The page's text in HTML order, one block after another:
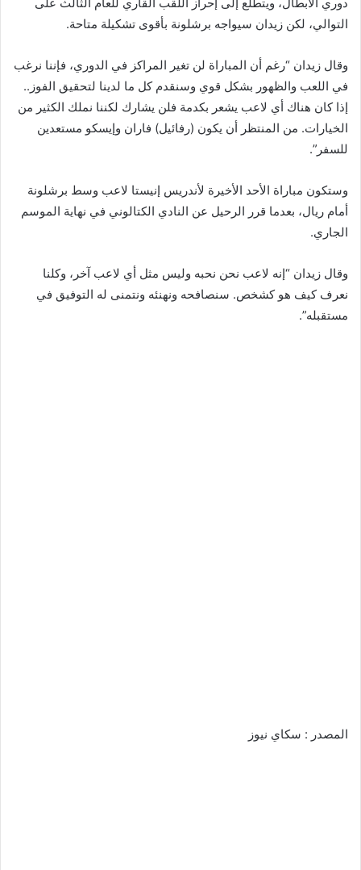
التوالي، لكن زيدان سيواجه برشلونة بأقوى تشكيلة متاحة.
وقال زيدان “رغم أن المباراة لن تغير المراكز في الدوري، فإننا نرغب
في اللعب والظهور بشكل قوي وسنقدم كل ما لدينا لتحقيق الفوز..
إذا كان هناك أي لاعب يشعر بكدمة فلن يشارك لكننا نملك الكثير من
الخيارات. من المنتظر أن يكون (رفائيل) فاران وإيسكو مستعدين
للسفر”.
وستكون مباراة الأحد الأخيرة لأندريس إنيستا لاعب وسط برشلونة
أمام ريال، بعدما قرر الرحيل عن النادي الكتالوني في نهاية الموسم
الجاري.
وقال زيدان “إنه لاعب نحن نحبه وليس مثل أي لاعب آخر، وكلنا
نعرف كيف هو كشخص. سنصافحه ونهنئه ونتمنى له التوفيق في
مستقبله”.
المصدر : سكاي نيوز